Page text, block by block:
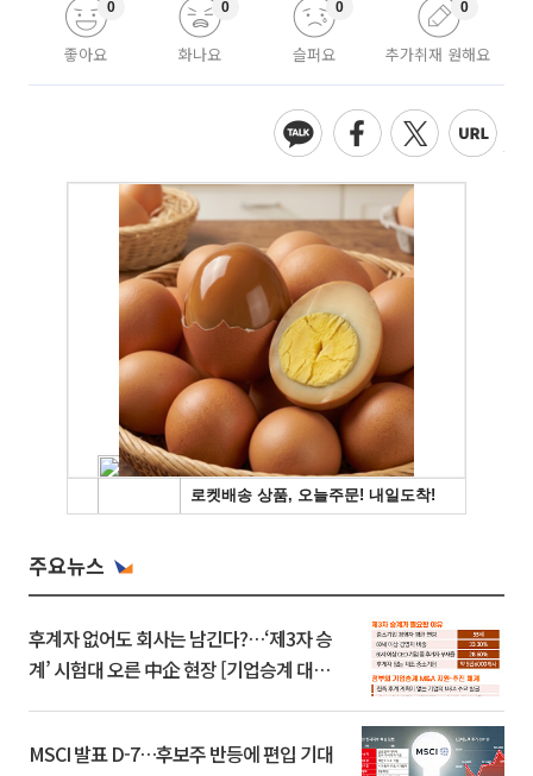
좋아요
0
화나요
0
슬퍼요
0
추가취재 원해요
0
주요뉴스
후계자 없어도 회사는 남긴다?…‘제3자 승
계’ 시험대 오른 中企 현장 [기업승계 대전
MSCI 발표 D-7…후보주 반등에 편입 기대